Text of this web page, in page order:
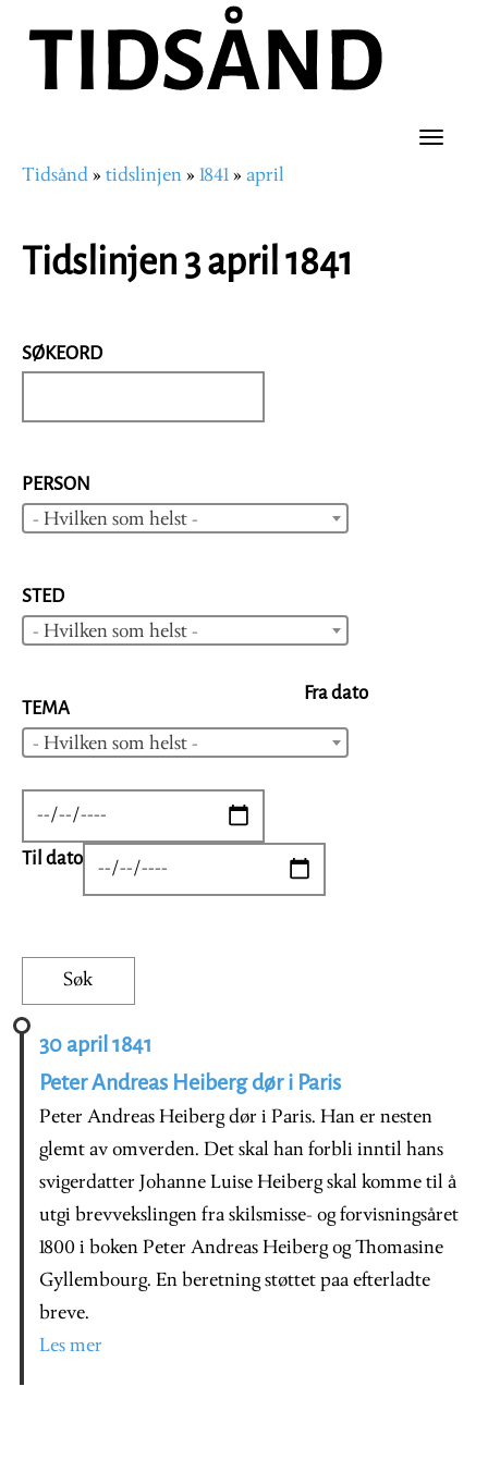
hovedinnhold
Toggle
Navigasjonssti
Tidsånd tidslinjen 1841 april
Tidslinjen 3 april 1841
SØKEORD
PERSON
- Hvilken som helst -
STED
- Hvilken som helst -
TEMA
- Hvilken som helst -
Fra dato
DATE
Til dato DATE
30 april 1841
Peter Andreas Heiberg dør i Paris
Peter Andreas Heiberg dør i Paris. Han er nesten
glemt av omverden. Det skal han forbli inntil hans
svigerdatter Johanne Luise Heiberg skal komme til å
utgi brevvekslingen fra skilsmisse- og forvisningsåret
1800 i boken Peter Andreas Heiberg og Thomasine
Gyllembourg. En beretning støttet paa efterladte
breve.
Les mer